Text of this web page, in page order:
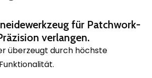
für Patchwork-
verlangen.
überzeugt durch höchste